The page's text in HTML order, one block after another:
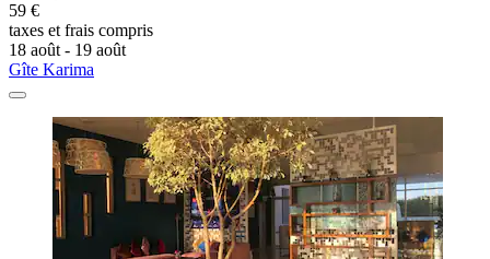
59 €
taxes et frais compris
18 août - 19 août
Gîte Karima